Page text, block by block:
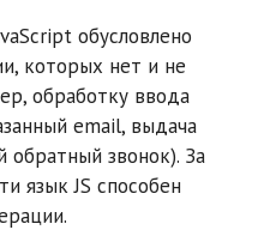
обусловлено
которых нет и не
обработку ввода
email, выдача
обратный звонок). За
язык JS способен